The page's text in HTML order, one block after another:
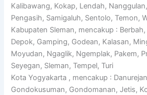
Kalibawang, Kokap, Lendah,
Pengasih, Samigaluh, Sentolo, Temon,
Kabupaten Sleman, mencakup :
Depok, Gamping, Godean, Kalasan,
Moyudan, Ngaglik, Ngemplak, Pakem,
Seyegan, Sleman, Tempel, Turi
Kota Yogyakarta , mencakup :
Gondokusuman, Gondomanan, Jetis,